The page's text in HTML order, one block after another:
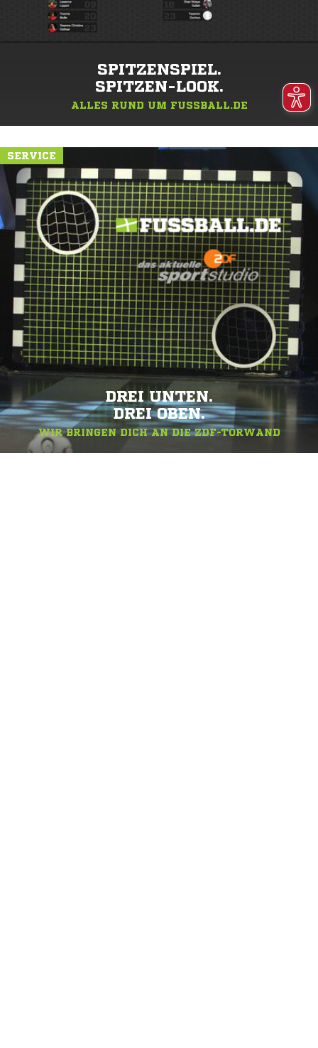
SPITZENSPIEL.
SPITZEN-LOOK.
ALLES RUND UM FUSSBALL.DE
SERVICE
DREI UNTEN.
DREI OBEN.
WIR BRINGEN DICH AN DIE ZDF-TORWAND